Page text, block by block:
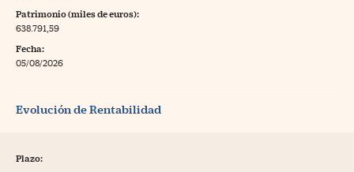
Patrimonio (miles de euros):
638.791,59
Fecha:
05/08/2026
Evolución de Rentabilidad
Plazo: